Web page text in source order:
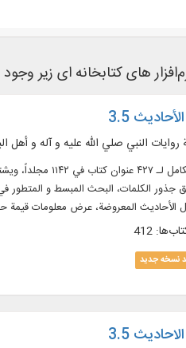
های کتابخانه ای زیر وجود
3.5
النبي صلي الله عليه و آله و أهل
النص الكامل
جذور الكلمات، البحث المبسط و المتطور
الأحاديث المعروضة، عرض معلومات قيمة
النص الكامل لـ ۱۰ دورات قواميس ومعاجم اللغة باللغتين العربية و الفارسية في ۶۲ مجلداً بقابليات البحث
412
نسخه جدید
3.5